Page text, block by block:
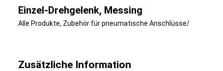
Einzel-Drehgelenk, Messing
Alle Produkte, Zubehör für pneumatische Anschlüsse/
Zusätzliche Information